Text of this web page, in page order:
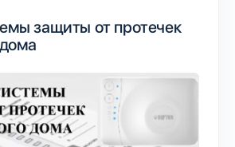
защиты от протечек